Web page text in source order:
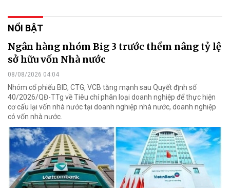
NỔI BẬT
Ngân hàng nhóm Big 3 trước thềm nâng tỷ lệ
sở hữu vốn Nhà nước
08/08/2026 04:04
Nhóm cổ phiếu BID, CTG, VCB tăng mạnh sau Quyết định số
40/2026/QĐ-TTg về Tiêu chí phân loại doanh nghiệp để thực hiện
cơ cấu lại vốn nhà nước tại doanh nghiệp nhà nước, doanh nghiệp
có vốn nhà nước.